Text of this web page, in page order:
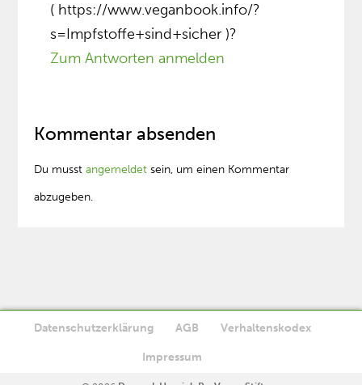
( https://www.veganbook.info/?
s=Impfstoffe+sind+sicher )?
Zum Antworten anmelden
Kommentar absenden
Du musstangemeldet sein, um einen Kommentar
abzugeben.
Datenschutzerklärung AGB Verhaltenskodex
Impressum